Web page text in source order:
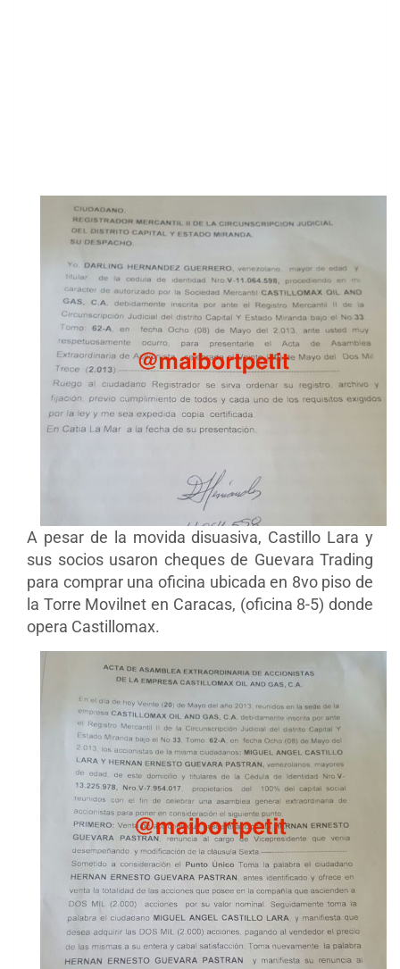
A pesar de la movida disuasiva, Castillo Lara y
sus socios usaron cheques de Guevara Trading
para comprar una oficina ubicada en 8vo piso de
la Torre Movilnet en Caracas, (oficina 8-5) donde
opera Castillomax.